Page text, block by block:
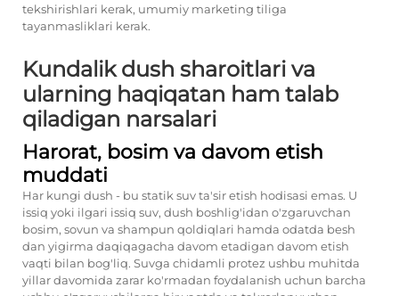
tekshirishlari kerak, umumiy marketing tiliga
tayanmasliklari kerak.
Kundalik dush sharoitlari va
ularning haqiqatan ham talab
qiladigan narsalari
Harorat, bosim va davom etish
muddati
Har kungi dush - bu statik suv ta'sir etish hodisasi emas. U
issiq yoki ilgari issiq suv, dush boshlig'idan o'zgaruvchan
bosim, sovun va shampun qoldiqlari hamda odatda besh
dan yigirma daqiqagacha davom etadigan davom etish
vaqti bilan bog'liq. Suvga chidamli protez ushbu muhitda
yillar davomida zarar ko'rmadan foydalanish uchun barcha